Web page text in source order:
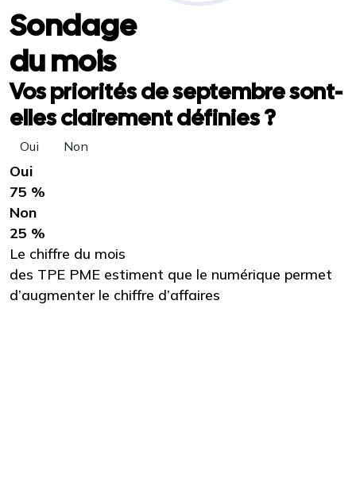
Sondage
du mois
Vos priorités de septembre sont-
elles clairement définies ?
Oui Non
Oui
75 %
Non
25 %
Le chiffre du mois
des TPE PME estiment que le numérique permet
d’augmenter le chiffre d’affaires